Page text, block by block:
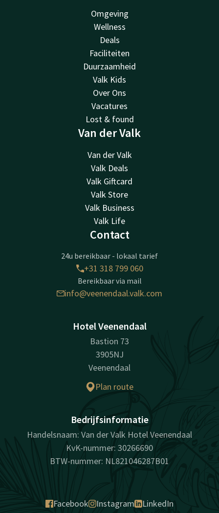
Omgeving
Wellness
Deals
Faciliteiten
Duurzaamheid
Valk Kids
Over Ons
Vacatures
Lost & found
Van der Valk
Van der Valk
Valk Deals
Valk Giftcard
Valk Store
Valk Business
Valk Life
Contact
24u bereikbaar - lokaal tarief
+31 318 799 060
Bereikbaar via mail
info@veenendaal.valk.com
Hotel Veenendaal
Bastion 73
3905NJ
Veenendaal
Plan route
Bedrijfsinformatie
Handelsnaam: Van der Valk Hotel Veenendaal
KvK-nummer: 30266690
BTW-nummer: NL821046287B01
Facebook Instagram LinkedIn